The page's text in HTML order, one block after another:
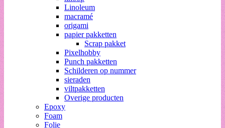
Linoleum
macramé
origami
papier pakketten
Scrap pakket
Pixelhobby
Punch pakketten
Schilderen op nummer
sieraden
viltpakketten
Overige producten
Epoxy
Foam
Folie